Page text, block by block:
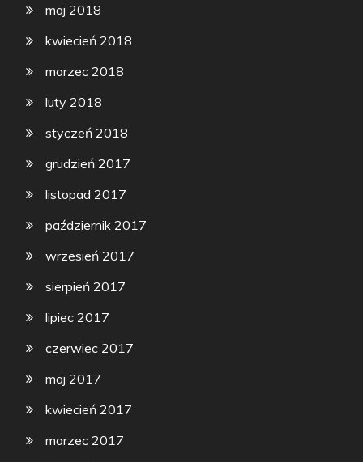
maj 2018
kwiecień 2018
marzec 2018
luty 2018
styczeń 2018
grudzień 2017
listopad 2017
październik 2017
wrzesień 2017
sierpień 2017
lipiec 2017
czerwiec 2017
maj 2017
kwiecień 2017
marzec 2017